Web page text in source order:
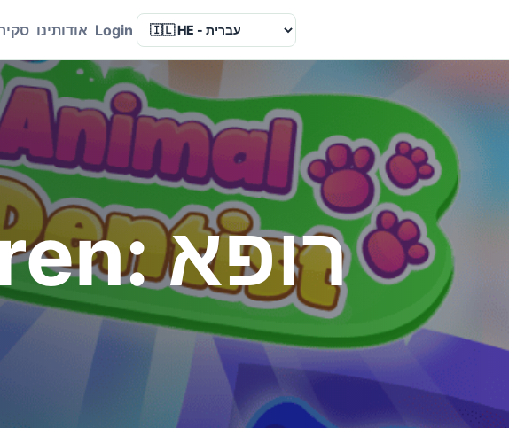
אודותינו Login Language